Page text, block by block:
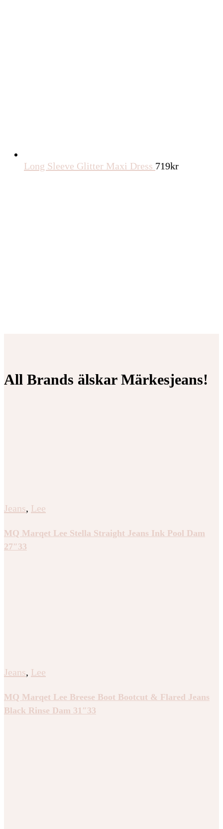
Long Sleeve Glitter Maxi Dress 719kr
All Brands älskar Märkesjeans!
Jeans, Lee
MQ Marqet Lee Stella Straight Jeans Ink Pool Dam
27″33
Jeans, Lee
MQ Marqet Lee Breese Boot Bootcut & Flared Jeans
Black Rinse Dam 31″33